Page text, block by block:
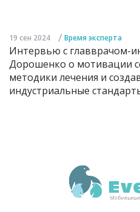
19 сен 2024 / Время эксперта
Интервью с главврачом-
Дорошенко о мотивации
методики лечения и
индустриальные